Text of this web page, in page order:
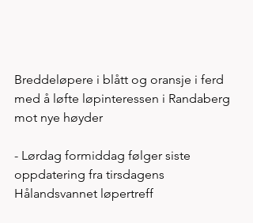
Breddeløpere i blått og oransje i ferd
med å løfte løpinteressen i Randaberg
mot nye høyder
- Lørdag formiddag følger siste
oppdatering fra tirsdagens
Hålandsvannet løpertreff